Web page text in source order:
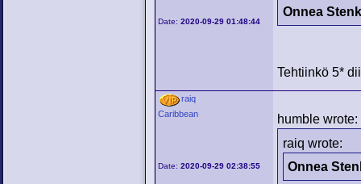
Date:2020-09-29 01:48:44
Onnea
Tehtiinkö 5*
raiq
Caribbean
Date:2020-09-29 02:38:55
humble wrote:
raiq wrote:
Onnea